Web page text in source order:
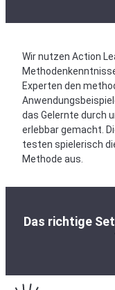
Wir nutzen Action
Experten den
das Gelernte durch
erlebbar gemacht.
testen spielerisch
Methode aus.
Das richtige